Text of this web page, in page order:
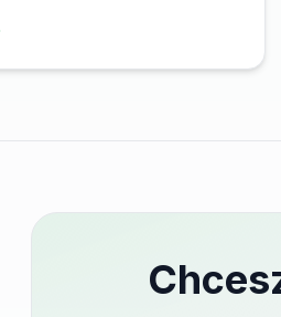
elektrycznego i